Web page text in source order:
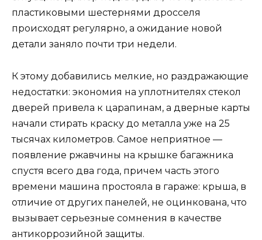
пластиковыми шестернями дросселя
происходят регулярно, а ожидание новой
детали заняло почти три недели.
К этому добавились мелкие, но раздражающие
недостатки: экономия на уплотнителях стекол
дверей привела к царапинам, а дверные карты
начали стирать краску до металла уже на 25
тысячах километров. Самое неприятное —
появление ржавчины на крышке багажника
спустя всего два года, причем часть этого
времени машина простояла в гараже: крыша, в
отличие от других панелей, не оцинкована, что
вызывает серьезные сомнения в качестве
антикоррозийной защиты.